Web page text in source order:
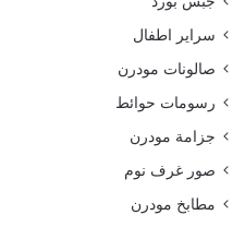
سراير اطفال
صالونات مودرن
رسومات حوائط
جزامة مودرن
صور غرف نوم
مطابخ مودرن